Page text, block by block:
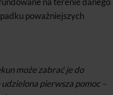
poważniejszych
może zabrać je do
pierwsza pomoc –